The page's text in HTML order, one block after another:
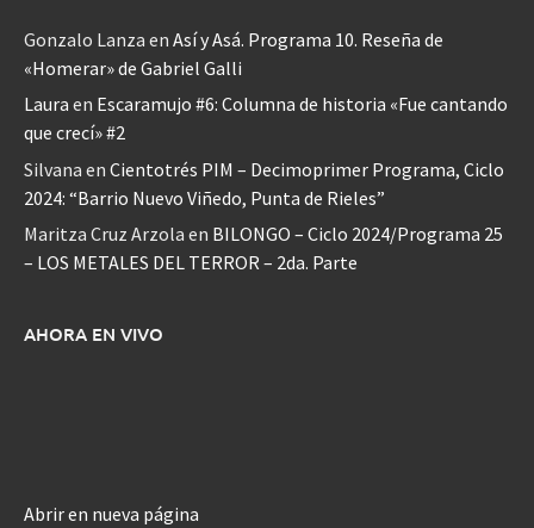
Gonzalo Lanza en Así y Asá. Programa 10. Reseña de
«Homerar» de Gabriel Galli
Laura en Escaramujo #6: Columna de historia «Fue cantando
que crecí» #2
Silvana en Cientotrés PIM – Decimoprimer Programa, Ciclo
2024: “Barrio Nuevo Viñedo, Punta de Rieles”
Maritza Cruz Arzola en BILONGO – Ciclo 2024/Programa 25
– LOS METALES DEL TERROR – 2da. Parte
AHORA EN VIVO
Abrir en nueva página